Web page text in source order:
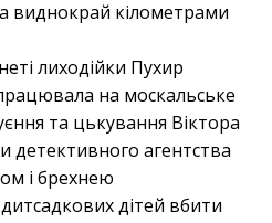
виднокрай кілометрами
лиходійки Пухир
на москальське
та цькування Віктора
детективного агентства
і брехнею
дітей вбити